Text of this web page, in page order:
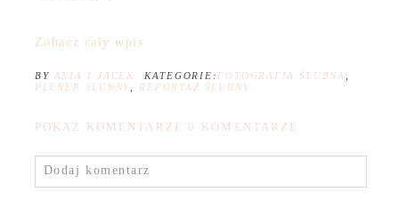
Zobacz cały wpis
BY ANIA I JACEK KATEGORIE: FOTOGRAFIA ŚLUBNA ,
PLENER ŚLUBNY, REPORTAŻ ŚLUBNY
POKAŻ KOMENTARZE 0 KOMENTARZE
Dodaj komentarz